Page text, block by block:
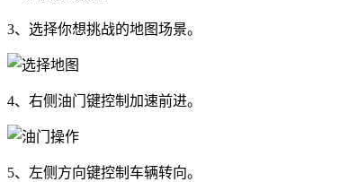
3、选择你想挑战的地图场景。
4、右侧油门键控制加速前进。
5、左侧方向键控制车辆转向。